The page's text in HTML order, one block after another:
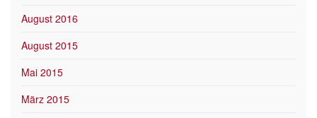
August 2016
August 2015
Mai 2015
März 2015